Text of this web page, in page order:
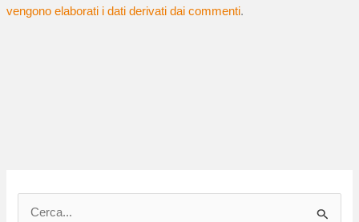
vengono elaborati i dati derivati dai commenti.